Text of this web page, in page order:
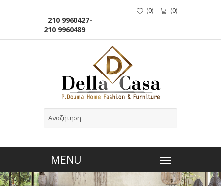
210 9960427-
210 9960489
(0) (0)